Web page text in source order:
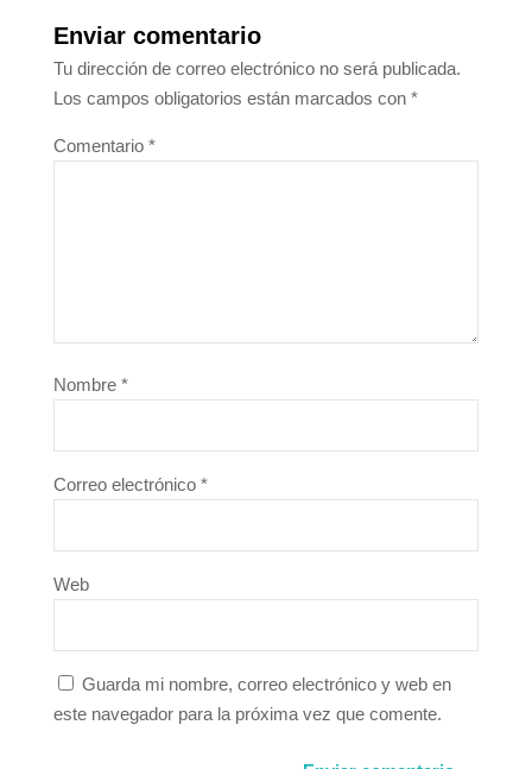
Enviar comentario
Tu dirección de correo electrónico no será publicada.
Los campos obligatorios están marcados con *
Comentario *
Nombre *
Correo electrónico *
Web
Guarda mi nombre, correo electrónico y web en
este navegador para la próxima vez que comente.